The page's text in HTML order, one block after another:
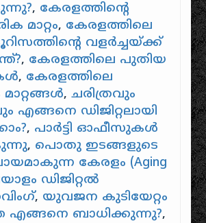
, കേരളത്തിന്റെ
മാറ്റം, കേരളത്തിലെ
വളർച്ചയ്ക്ക്
, കേരളത്തിലെ പുതിയ
, കേരളത്തിലെ
,ചരിത്രവും
എങ്ങനെ ഡിജിറ്റലായി
, പാർട്ടി ഓഫീസുകൾ
, പൊതു ഇടങ്ങളുടെ
കേരളം (Aging
ഡിജിറ്റൽ
, യുവജന കുടിയേറ്റം
എങ്ങനെ ബാധിക്കുന്നു?,